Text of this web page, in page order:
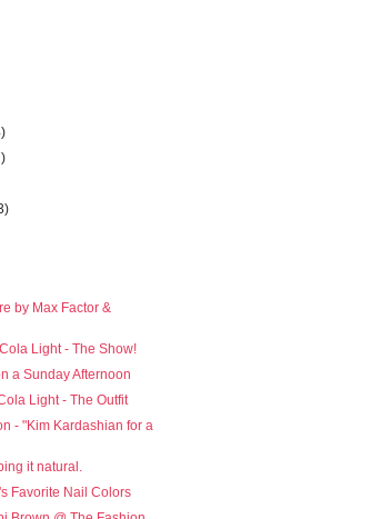
by Max Factor &
Light - The Show!
a Sunday Afternoon
Light - The Outfit
- "Kim Kardashian for a
it natural.
Favorite Nail Colors